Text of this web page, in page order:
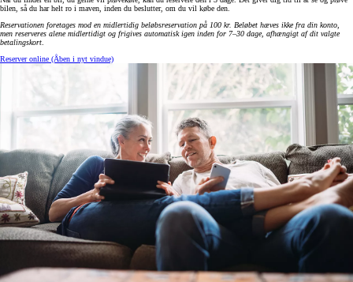
bilen, så du har helt ro i maven, inden du beslutter, om du vil købe den.
Reservationen foretages mod en midlertidig beløbsreservation på 100 kr. Beløbet hæves ikke fra din konto,
men reserveres alene midlertidigt og frigives automatisk igen inden for 7–30 dage, afhængigt af dit valgte
betalingskort.
Reserver online (Åben i nyt vindue)